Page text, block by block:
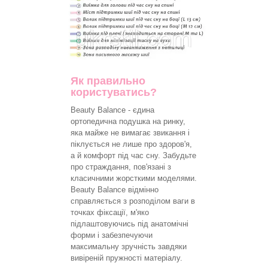
Як правильно
користуватись?
Beauty Balance - єдина
ортопедична подушка на ринку,
яка майже не вимагає звикання і
піклується не лише про здоров'я,
а й комфорт під час сну. Забудьте
про страждання, пов'язані з
класичними жорсткими моделями.
Beauty Balance відмінно
справляється з розподілом ваги в
точках фіксації, м'яко
підлаштовуючись під анатомічні
форми і забезпечуючи
максимальну зручність завдяки
вивіреній пружності матеріалу.